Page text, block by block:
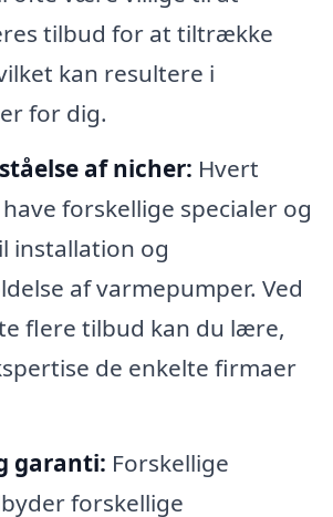
tilbud for at tiltrække
kan resultere i
for dig.
af nicher: Hvert
forskellige specialer og
installation og
af varmepumper. Ved
flere tilbud kan du lære,
de enkelte firmaer
garanti: Forskellige
forskellige